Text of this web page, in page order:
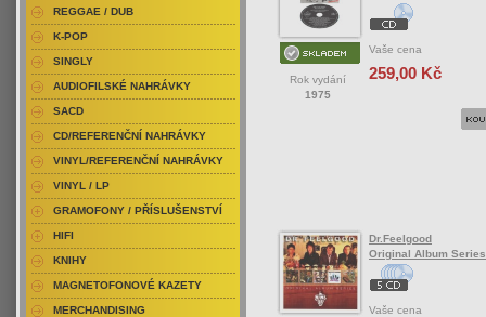
Rok vydání
1975
Vaše cena
259,00 Kč
Dr.Feelgood
Original Album Series
Vaše cena
REGGAE / DUB
K-POP
SINGLY
AUDIOFILSKÉ NAHRÁVKY
SACD
CD/REFERENČNÍ NAHRÁVKY
VINYL/REFERENČNÍ NAHRÁVKY
VINYL / LP
GRAMOFONY / PŘÍSLUŠENSTVÍ
HIFI
KNIHY
MAGNETOFONOVÉ KAZETY
MERCHANDISING